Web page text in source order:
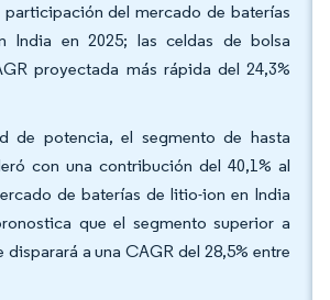
participación del mercado de baterías
India en 2025; las celdas de bolsa
proyectada más rápida del 24,3%
de potencia, el segmento de hasta
con una contribución del 40,1% al
de baterías de litio-ion en India
que el segmento superior a
disparará a una CAGR del 28,5% entre